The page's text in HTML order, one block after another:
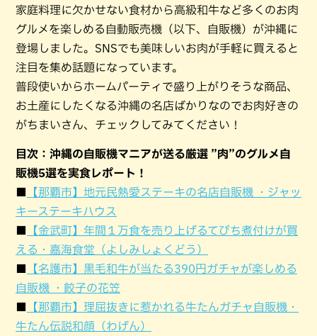
家庭料理に欠かせない食材から高級和牛など多くのお肉
グルメを楽しめる自動販売機（以下、自販機）が沖縄に
登場しました。SNSでも美味しいお肉が手軽に買えると
注目を集め話題になっています。
普段使いからホームパーティで盛り上がりそうな商品、
お土産にしたくなる沖縄の名店ばかりなのでお肉好きの
がちまいさん、チェックしてみてください！
目次：沖縄の自販機マニアが送る厳選 ”肉”のグルメ自
販機5選を実食レポート！
【那覇市】地元民熱愛ステーキの名店自販機 ・ジャッ
キーステーキハウス
【金武町】年間１万食を売り上げるてびち煮付けが買
える・嘉海食堂（よしみしょくどう）
【名護市】黒毛和牛が当たる390円ガチャが楽しめる
自販機 ・餃子の花笠
【那覇市】理屈抜きに惹かれる牛たんガチャ自販機・
牛たん伝説和顔（わげん）